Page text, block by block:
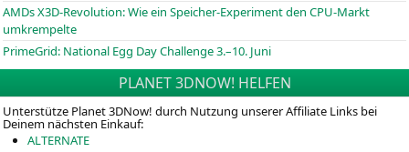
AMDs X3D-Revolution: Wie ein Speicher-Experiment den CPU-Markt
umkrempelte
PrimeGrid: National Egg Day Challenge 3.–10. Juni
PLANET 3DNOW! HELFEN
Unterstütze Planet 3DNow! durch Nutzung unserer Affiliate Links bei
Deinem nächsten Einkauf:
ALTERNATE